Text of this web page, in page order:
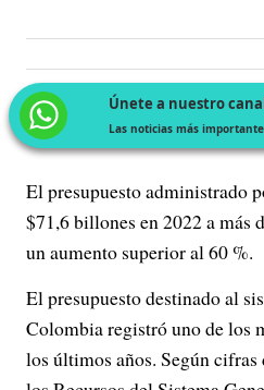
Únete a nuestro
Las noticias más
El presupuesto administrado
$71,6 billones en 2022 a más
un aumento superior al 60 %.
El presupuesto destinado al
Colombia registró uno de los
los últimos años. Según